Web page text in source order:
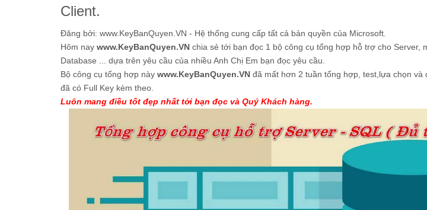
Client.
Đăng bởi: www.KeyBanQuyen.VN - Hệ thống cung cấp tất cả bản quyền của Microsoft.
Hôm nay www.KeyBanQuyen.VN chia sẻ tới bạn đọc 1 bộ công cụ tổng hợp hỗ trợ cho Server,
Database ... dựa trên yêu cầu của nhiều Anh Chị Em bạn đọc yêu cầu.
Bộ công cụ tổng hợp này www.KeyBanQuyen.VN đã mất hơn 2 tuần tổng hợp, test,lựa chọn và
đã có Full Key kèm theo.
Luôn mang điều tốt đẹp nhất tới bạn đọc và Quý Khách hàng.